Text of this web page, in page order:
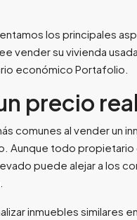
los principales
vender su vivienda
económico Portafolio.
precio
comunes al vender un
Aunque todo
puede alejar a los
inmuebles similares